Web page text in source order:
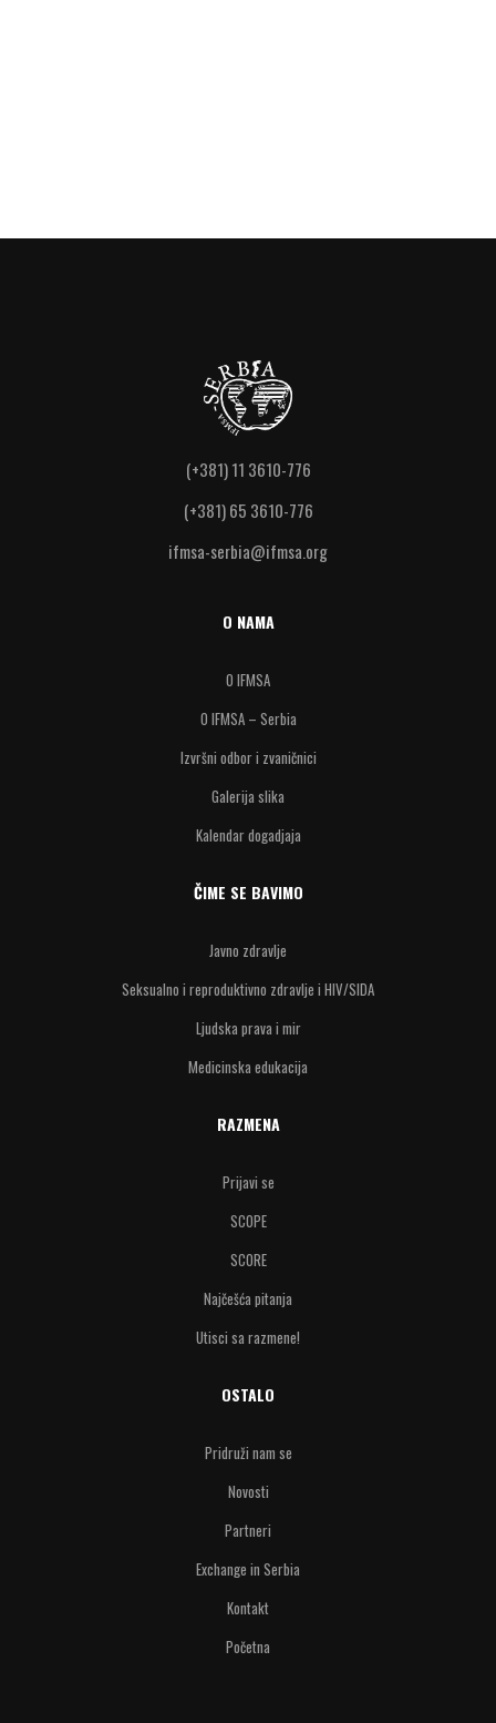
(+381) 11 3610-776
(+381) 65 3610-776
ifmsa-serbia@ifmsa.org
O NAMA
O IFMSA
O IFMSA – Serbia
Izvršni odbor i zvaničnici
Galerija slika
Kalendar dogadjaja
ČIME SE BAVIMO
Javno zdravlje
Seksualno i reproduktivno zdravlje i HIV/SIDA
Ljudska prava i mir
Medicinska edukacija
RAZMENA
Prijavi se
SCOPE
SCORE
Najčešća pitanja
Utisci sa razmene!
OSTALO
Pridruži nam se
Novosti
Partneri
Exchange in Serbia
Kontakt
Početna